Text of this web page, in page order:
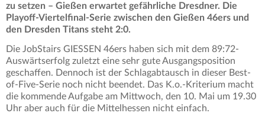
zu setzen – Gießen erwartet gefährliche Dresdner. Die
Playoff-Viertelfinal-Serie zwischen den Gießen 46ers und
den Dresden Titans steht 2:0.
Die JobStairs GIESSEN 46ers haben sich mit dem 89:72-
Auswärtserfolg zuletzt eine sehr gute Ausgangsposition
geschaffen. Dennoch ist der Schlagabtausch in dieser Best-
of-Five-Serie noch nicht beendet. Das K.o.-Kriterium macht
die kommende Aufgabe am Mittwoch, den 10. Mai um 19.30
Uhr aber auch für die Mittelhessen nicht einfach.